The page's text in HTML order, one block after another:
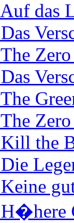
Auf das
Das
The
Das
The
The
Kill the
Die
Keine
H�here